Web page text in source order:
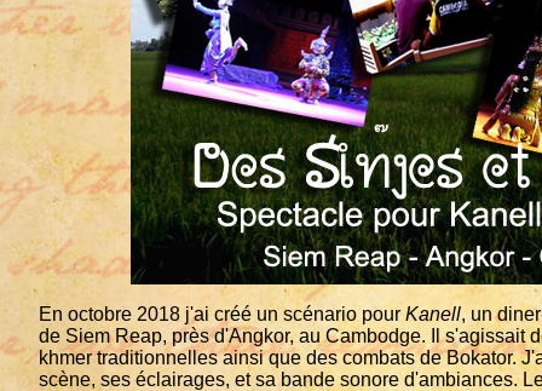
En octobre 2018 j'ai créé un scénario pour Kanell, un
de Siem Reap, près d'Angkor, au Cambodge. Il s'agissait
khmer traditionnelles ainsi que des combats de Bokator.
scène, ses éclairages, et sa bande sonore d'ambiances.